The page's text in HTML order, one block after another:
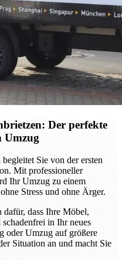
Der perfekte
Umzug
Sie von der ersten
Mit professioneller
Ihr Umzug zu einem
Stress und ohne Ärger.
dafür, dass Ihre Möbel,
in Ihr neues
oder Umzug auf größere
Situation an und macht Sie